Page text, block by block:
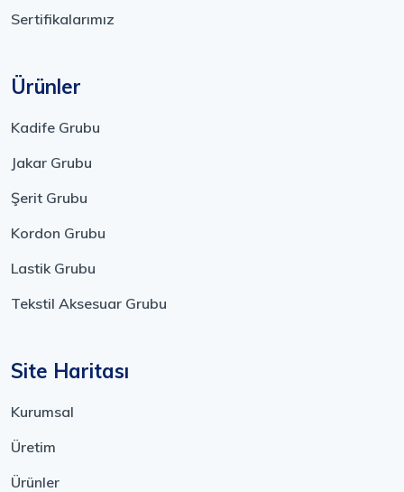
Sertifikalarımız
Ürünler
Kadife Grubu
Jakar Grubu
Şerit Grubu
Kordon Grubu
Lastik Grubu
Tekstil Aksesuar Grubu
Site Haritası
Kurumsal
Üretim
Ürünler